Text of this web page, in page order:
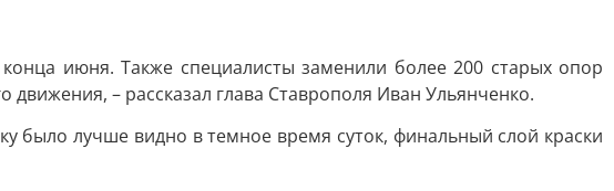
июня. Также специалисты заменили более 200 старых опор
– рассказал глава Ставрополя Иван Ульянченко.
было лучше видно в темное время суток, финальный слой краски